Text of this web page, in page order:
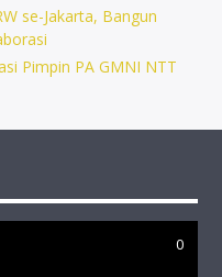
se-Jakarta, Bangun
Pimpin PA GMNI NTT
0